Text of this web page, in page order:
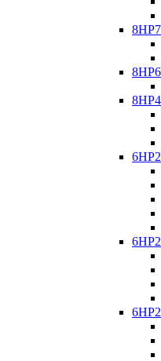
Общие обзоры этой